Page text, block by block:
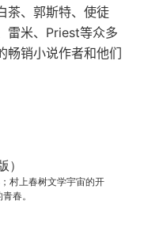
茶、郭斯特、使徒
雷米、Priest等众多
畅销小说作者和他们
）
村上春树文学宇宙的开
春。